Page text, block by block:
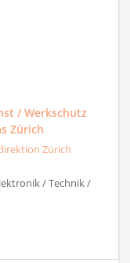
/ Werkschutz
Zürich
Zürich
/ Technik /